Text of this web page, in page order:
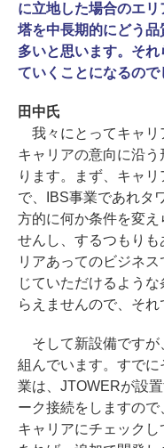
に立地した場合のエ
塔を中長期的にどう
多いと思います。そ
ていくことになるので
田中氏
我々にとってキャリ
キャリアの意向に沿
ります。まず、キャ
で、IBS事業であれタ
方的に何か条件を変え
せんし、するつもり
リアあってのビジネ
じていただけるよう
らえませんので、それ
そして新設備ですが
組んでいます。すで
業は、JTOWERが設
ーク接続をしますの
キャリアにチェック